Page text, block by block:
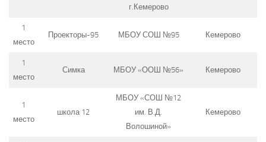
г.Кемерово
1
место
Проекторы-95 МБОУ СОШ №95 Кемерово
1
место
Симка МБОУ «ООШ №56» Кемерово
1
место
школа 12
МБОУ «СОШ №12
им. В.Д.
Волошиной»
Кемерово